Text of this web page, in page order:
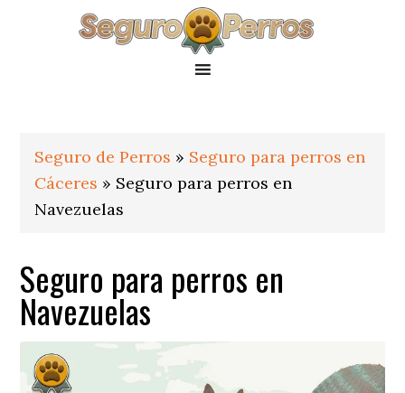
Seguro de Perros » Seguro para perros en
Cáceres » Seguro para perros en
Navezuelas
Seguro para perros en
Navezuelas